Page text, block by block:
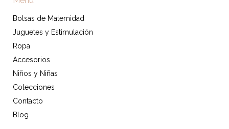
Bolsas de Maternidad
Juguetes y Estimulación
Ropa
Accesorios
Niños y Niñas
Colecciones
Contacto
Blog